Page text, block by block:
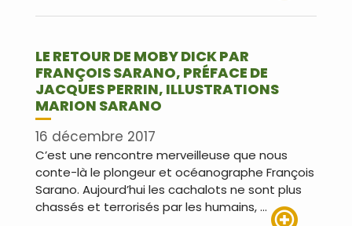
LE RETOUR DE MOBY DICK PAR
FRANÇOIS SARANO, PRÉFACE DE
JACQUES PERRIN, ILLUSTRATIONS
MARION SARANO
16 décembre 2017
C’est une rencontre merveilleuse que nous
conte-là le plongeur et océanographe François
Sarano. Aujourd’hui les cachalots ne sont plus
chassés et terrorisés par les humains, …